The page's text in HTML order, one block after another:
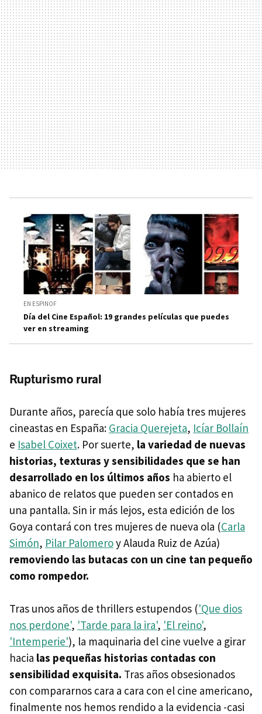
EN ESPINOF
Día del Cine Español: 19 grandes películas que puedes
ver en streaming
Rupturismo rural
Durante años, parecía que solo había tres mujeres
cineastas en España: Gracia Querejeta, Icíar Bollaín
e Isabel Coixet. Por suerte, la variedad de nuevas
historias, texturas y sensibilidades que se han
desarrollado en los últimos años ha abierto el
abanico de relatos que pueden ser contados en
una pantalla. Sin ir más lejos, esta edición de los
Goya contará con tres mujeres de nueva ola (Carla
Simón, Pilar Palomeroy Alauda Ruiz de Azúa)
removiendo las butacas con un cine tan pequeño
como rompedor.
Tras unos años de thrillers estupendos ('Que dios
nos perdone', 'Tarde para la ira', 'El reino',
'Intemperie'), la maquinaria del cine vuelve a girar
hacia las pequeñas historias contadas con
sensibilidad exquisita. Tras años obsesionados
con compararnos cara a cara con el cine americano,
finalmente nos hemos rendido a la evidencia -casi